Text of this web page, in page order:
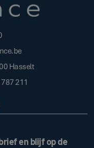
Hasselt
211
en blijf op de